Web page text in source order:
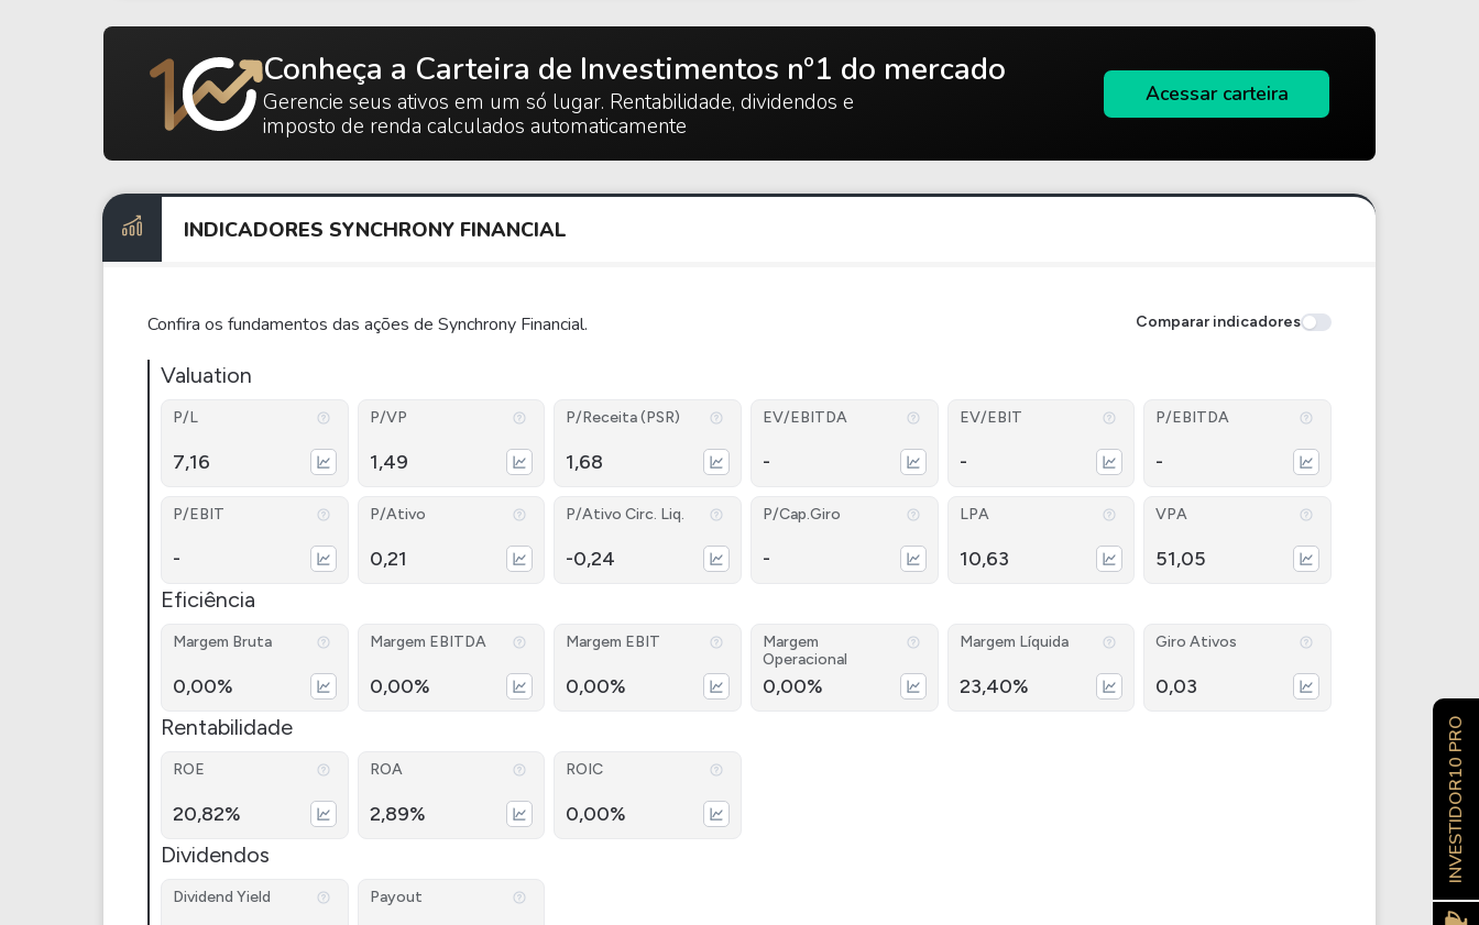
Conheça a Carteira de Investimentos nº1 do mercado
Gerencie seus ativos em um só lugar. Rentabilidade, dividendos e
imposto de renda calculados automaticamente
Acessar carteira
INDICADORES SYNCHRONY FINANCIAL
Confira os fundamentos das ações de Synchrony Financial. Comparar indicadores
Valuation
P/L
7,16
P/VP
1,49
P/Receita (PSR)
1,68
EV/EBITDA
-
EV/EBIT
-
P/EBITDA
-
P/EBIT
-
P/Ativo
0,21
P/Ativo Circ. Liq.
-0,24
P/Cap.Giro
-
LPA
10,63
VPA
51,05
Eficiência
Margem Bruta
0,00%
Margem EBITDA
0,00%
Margem EBIT
0,00%
Margem
Operacional
0,00%
Margem Líquida
23,40%
Giro Ativos
0,03
Rentabilidade
ROE
20,82%
ROA
2,89%
ROIC
0,00%
Dividendos
Dividend Yield Payout
INVESTIDOR10 PRO